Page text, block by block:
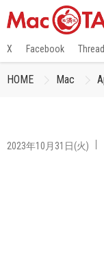
X Facebook
HOME Mac
2023年10月31日(火)